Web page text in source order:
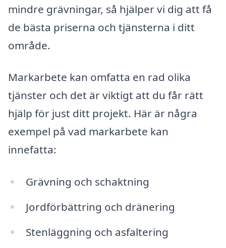
mindre grävningar, så hjälper vi dig att få
de bästa priserna och tjänsterna i ditt
område.
Markarbete kan omfatta en rad olika
tjänster och det är viktigt att du får rätt
hjälp för just ditt projekt. Här är några
exempel på vad markarbete kan
innefatta:
Grävning och schaktning
Jordförbättring och dränering
Stenläggning och asfaltering